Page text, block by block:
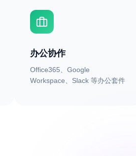
办公协作
Office365、Google
Workspace、Slack 等办公套件